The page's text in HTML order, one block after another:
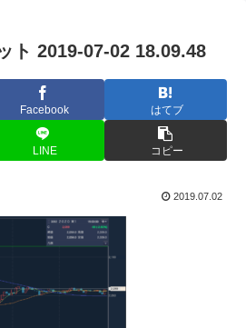
ト 2019-07-02 18.09.48
Facebook はてブ
LINE コピー
2019.07.02